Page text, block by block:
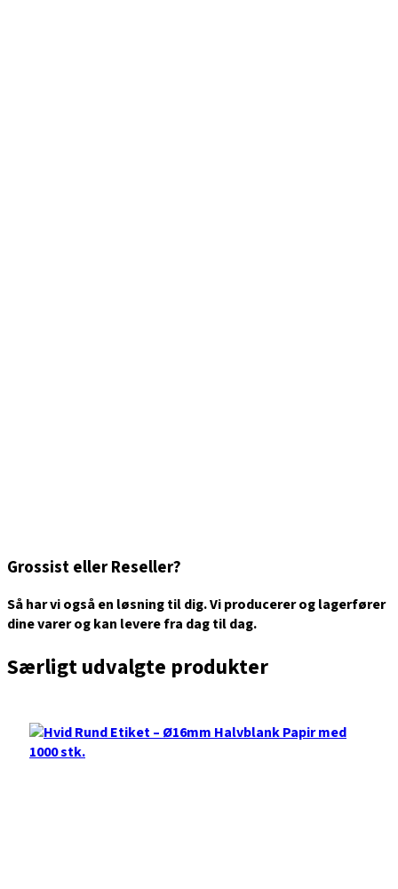
Grossist eller Reseller?
Så har vi også en løsning til dig. Vi producerer og lagerfører
dine varer og kan levere fra dag til dag.
Særligt udvalgte produkter